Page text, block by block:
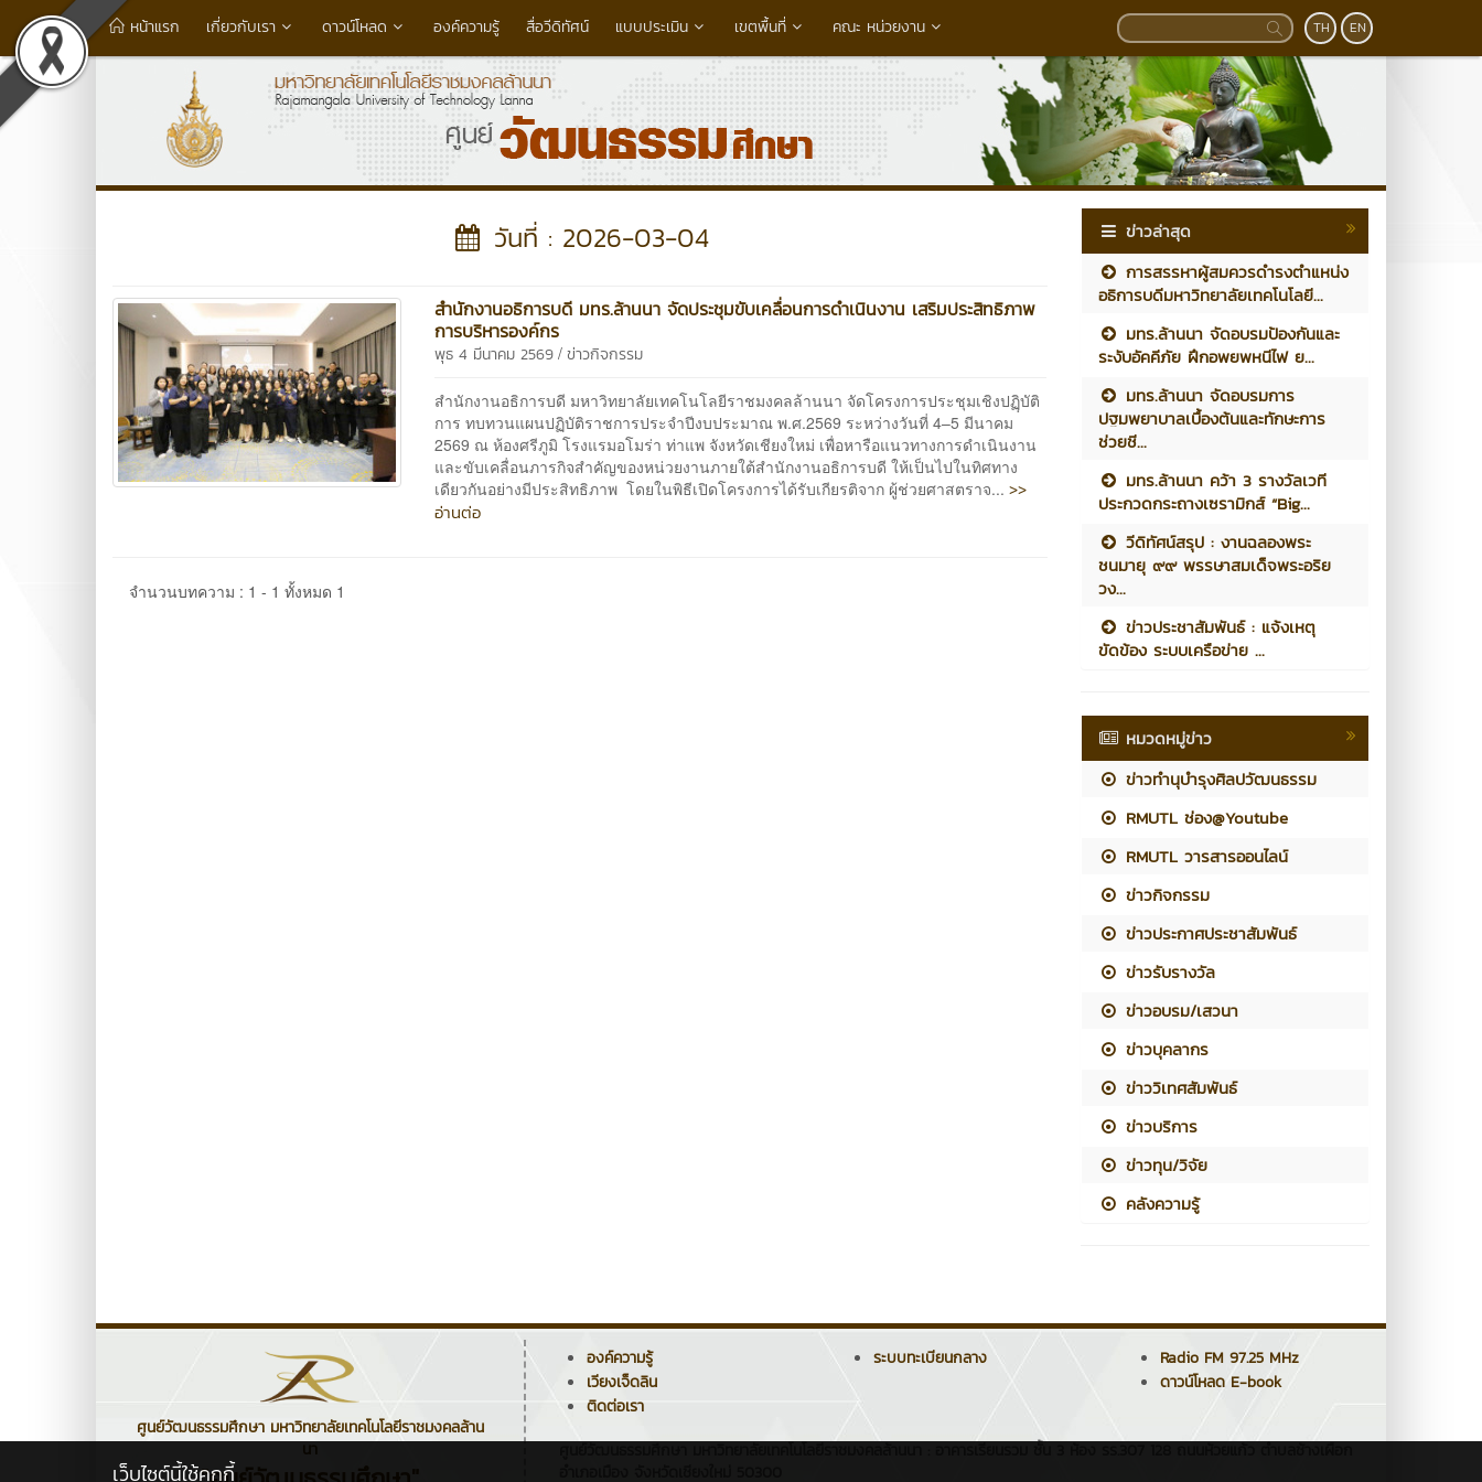
หน้าแรก เกี่ยวกับเรา ดาวน์โหลด องค์ความรู้ สื่อวีดิทัศน์ แบบประเมิน เขตพื้นที่ คณะ หน่วยงาน TH EN
วันที่ : 2026-03-04
สำนักงานอธิการบดี มทร.ล้านนา จัดประชุมขับเคลื่อนการดำเนินงาน เสริมประสิทธิภาพ
การบริหารองค์กร
พุธ 4 มีนาคม 2569 /ข่าวกิจกรรม
สำนักงานอธิการบดี มหาวิทยาลัยเทคโนโลยีราชมงคลล้านนา จัดโครงการประชุมเชิงปฏฺิบัติ
การ ทบทวนแผนปฏิบัติราชการประจำปีงบประมาณ พ.ศ.2569 ระหว่างวันที่ 4–5 มีนาคม
2569 ณ ห้องศรีภูมิ โรงแรมอโมร่า ท่าแพ จังหวัดเชียงใหม่ เพื่อหารือแนวทางการดำเนินงาน
และขับเคลื่อนภารกิจสำคัญของหน่วยงานภายใต้สำนักงานอธิการบดี ให้เป็นไปในทิศทาง
เดียวกันอย่างมีประสิทธิภาพ โดยในพิธีเปิดโครงการได้รับเกียรติจาก ผู้ช่วยศาสตราจ...>>
อ่านต่อ
จำนวนบทความ : 1 - 1 ทั้งหมด 1
ข่าวล่าสุด
การสรรหาผู้สมควรดำรงตำแหน่ง
อธิการบดีมหาวิทยาลัยเทคโนโลยี...
มทร.ล้านนา จัดอบรมป้องกันและ
ระงับอัคคีภัย ฝึกอพยพหนีไฟ ย...
มทร.ล้านนา จัดอบรมการ
ปฐมพยาบาลเบื้องต้นและทักษะการ
ช่วยชี...
มทร.ล้านนา คว้า 3 รางวัลเวที
ประกวดกระถางเซรามิกส์ “Big...
วีดิทัศน์สรุป : งานฉลองพระ
ชนมายุ ๙๙ พรรษาสมเด็จพระอริย
วง...
ข่าวประชาสัมพันธ์ : แจ้งเหตุ
ขัดข้อง ระบบเครือข่าย ...
หมวดหมู่ข่าว
ข่าวทำนุบำรุงศิลปวัฒนธรรม
RMUTL ช่อง@Youtube
RMUTL วารสารออนไลน์
ข่าวกิจกรรม
ข่าวประกาศประชาสัมพันธ์
ข่าวรับรางวัล
ข่าวอบรม/เสวนา
ข่าวบุคลากร
ข่าววิเทศสัมพันธ์
ข่าวบริการ
ข่าวทุน/วิจัย
คลังความรู้
ศูนย์วัฒนธรรมศึกษา มหาวิทยาลัยเทคโนโลยีราชมงคลล้าน
นา
องค์ความรู้
เวียงเจ็ดลิน
ติดต่อเรา
ระบบทะเบียนกลาง
Radio FM 97.25 MHz
ดาวน์โหลด E-book
เว็บไซต์นี้ใช้คุกกี้